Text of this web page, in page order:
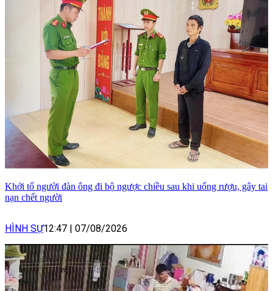
Khởi tố người đàn ông đi bộ ngược chiều sau khi uống rượu, gây tai
nạn chết người
HÌNH SỰ12:47 | 07/08/2026